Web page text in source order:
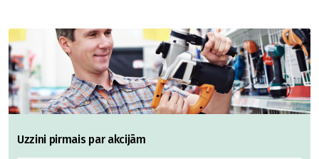
Uzzini pirmais par akcijām